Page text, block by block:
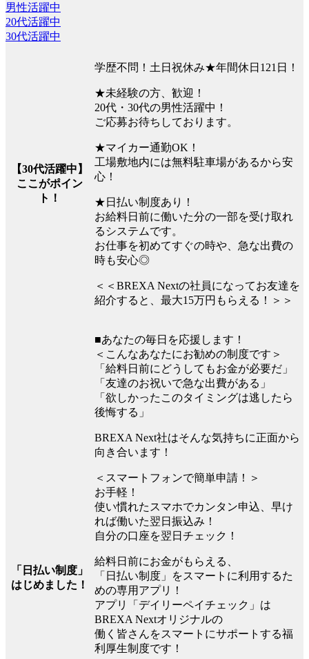
男性活躍中
20代活躍中
30代活躍中
【30代活躍中】
ここがポイン
ト！
学歴不問！土日祝休み★年間休日121日！
★未経験の方、歓迎！
20代・30代の男性活躍中！
ご応募お待ちしております。
★マイカー通勤OK！
工場敷地内には無料駐車場があるから安
心！
★日払い制度あり！
お給料日前に働いた分の一部を受け取れ
るシステムです。
お仕事を初めてすぐの時や、急な出費の
時も安心◎
＜＜BREXA Nextの社員になってお友達を
紹介すると、最大15万円もらえる！＞＞
「日払い制度」
はじめました！
■あなたの毎日を応援します！
＜こんなあなたにお勧めの制度です＞
「給料日前にどうしてもお金が必要だ」
「友達のお祝いで急な出費がある」
「欲しかったこのタイミングは逃したら
後悔する」
BREXA Next社はそんな気持ちに正面から
向き合います！
＜スマートフォンで簡単申請！＞
お手軽！
使い慣れたスマホでカンタン申込、早け
れば働いた翌日振込み！
自分の口座を翌日チェック！
給料日前にお金がもらえる、
「日払い制度」をスマートに利用するた
めの専用アプリ！
アプリ「デイリーペイチェック」は
BREXA Nextオリジナルの
働く皆さんをスマートにサポートする福
利厚生制度です！